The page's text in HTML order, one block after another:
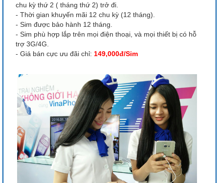
chu kỳ thứ 2 ( tháng thứ 2) trở đi.
- Thời gian khuyến mãi 12 chu kỳ (12 tháng).
- Sim được bảo hành 12 tháng.
- Sim phù hợp lắp trên mọi điện thoại, và mọi thiết bị có hỗ
trợ 3G/4G.
- Giá bán cực ưu đãi chỉ: 149,000đ/Sim